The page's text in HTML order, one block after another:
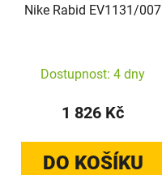
Nike Rabid EV1131/007
Dostupnost: 4 dny
1 826 Kč
DO KOŠÍKU